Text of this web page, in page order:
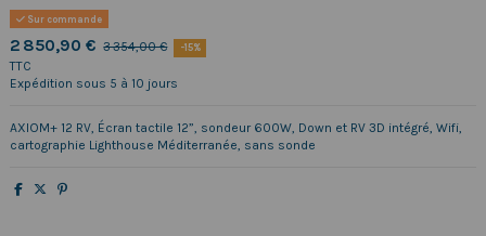
Sur commande
2 850,90 € 3 354,00 € -15%
TTC
Expédition sous 5 à 10 jours
AXIOM+ 12 RV, Écran tactile 12”, sondeur 600W, Down et RV 3D intégré, Wifi,
cartographie Lighthouse Méditerranée, sans sonde